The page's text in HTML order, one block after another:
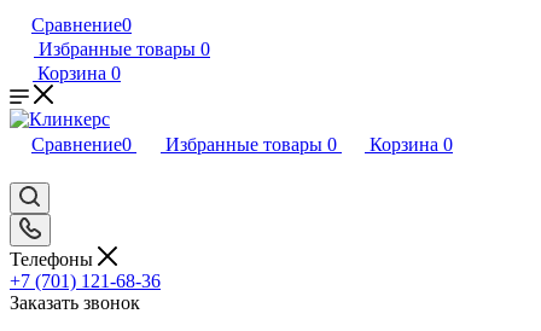
Сравнение0
Избранные товары 0
Корзина 0
Сравнение0 Избранные товары 0 Корзина 0
Телефоны
+7 (701) 121-68-36
Заказать звонок